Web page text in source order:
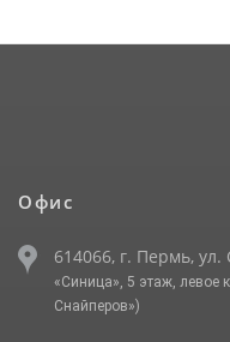
Офис
614066, г. Пермь, ул.
«Синица», 5 этаж, левое
Снайперов»)